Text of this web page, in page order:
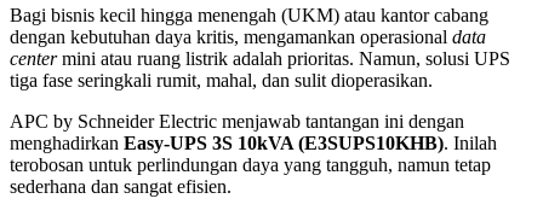
Bagi bisnis kecil hingga menengah (UKM) atau kantor cabang
dengan kebutuhan daya kritis, mengamankan operasional data
centermini atau ruang listrik adalah prioritas. Namun, solusi UPS
tiga fase seringkali rumit, mahal, dan sulit dioperasikan.
APC by Schneider Electric menjawab tantangan ini dengan
menghadirkan Easy-UPS 3S 10kVA (E3SUPS10KHB). Inilah
terobosan untuk perlindungan daya yang tangguh, namun tetap
sederhana dan sangat efisien.